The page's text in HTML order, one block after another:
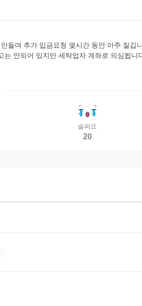
들며 추가 입금요청 몇시간 동안 아주 질깁
안되어 있지만 세탁업자 계좌로 의심됩니
슬퍼요
20